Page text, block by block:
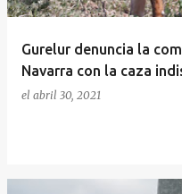
Gurelur denuncia la
Navarra con la caza
el abril 30, 2021